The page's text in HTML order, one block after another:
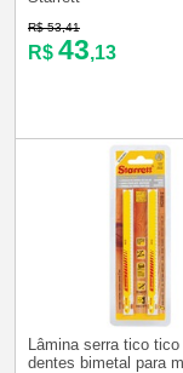
R$ 53,41
R$ 43,13
Lâmina serra tico
dentes bimetal para